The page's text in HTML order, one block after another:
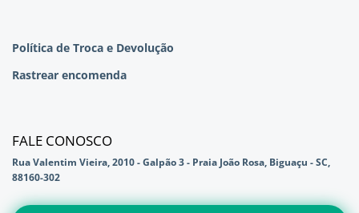
Política de Troca e Devolução
Rastrear encomenda
FALE CONOSCO
Rua Valentim Vieira, 2010 - Galpão 3 - Praia João Rosa, Biguaçu - SC,
88160-302